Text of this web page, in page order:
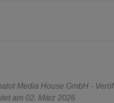
Media House GmbH -
am 02. März 2026